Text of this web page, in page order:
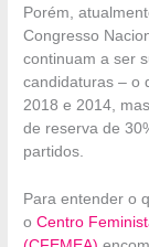
Porém,
Congresso
continuam a ser
candidaturas – o
2018 e 2014,
de reserva de
partidos.
Para entender o
oCentro